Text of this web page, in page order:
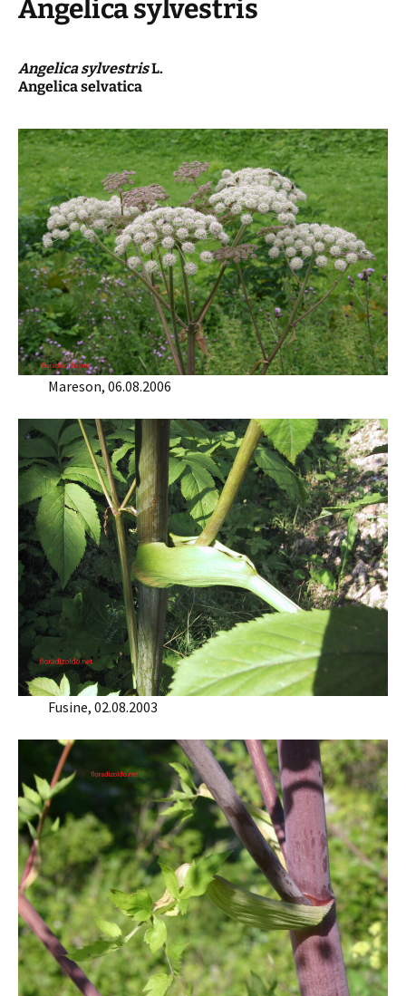
Angelica sylvestris
Angelica sylvestrisL.
Angelica selvatica
Mareson, 06.08.2006
Fusine, 02.08.2003